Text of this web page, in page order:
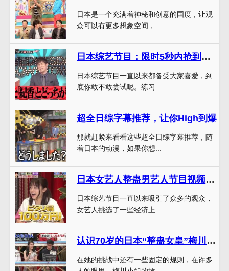
日本是一个充满着神秘和创意的国度，让观
众可以有更多想象空间，...
日本综艺节目：限时5秒内抢到凳子，你敢挑战吗？
日本综艺节目一直以来都备受大家喜爱，到
底你敢不敢尝试呢。练习...
超全日综字幕推荐，让你High到爆
那就赶紧来看看这些超全日综字幕推荐，随
着日本的动漫，如果你想...
日本女艺人整蛊男艺人节目视频：让你明白什么叫“抠门”的含义
日本综艺节目一直以来吸引了众多的观众，
女艺人挑选了一些经济上...
认识70岁的日本“整蛊女皇”梅川小姐，她是如何挑战明星的？
在她的挑战中还有一些固定的规则，在许多